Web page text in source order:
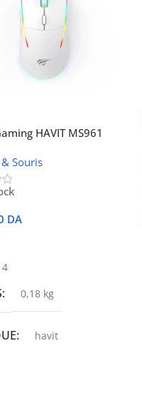
HAVIT MS961
Souris
DA
0,18 kg
havit